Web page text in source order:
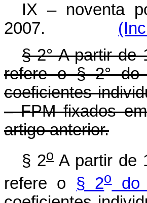
IX – noventa
2007.
§ 2° A partir de
refere o § 2° do
coeficientes
– FPM fixados
artigo anterior.
§ 2o A partir de
refere o § 2odo